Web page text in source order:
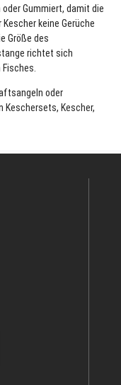
Gummiert, damit die
keine Gerüche
Größe des
richtet sich
oder
Keschersets, Kescher,